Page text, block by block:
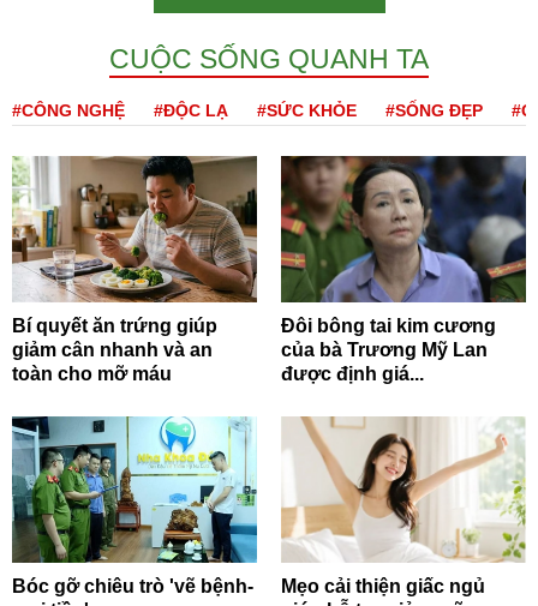
CUỘC SỐNG QUANH TA
#CÔNG NGHỆ #ĐỘC LẠ #SỨC KHỎE #SỐNG ĐẸP
Bí quyết ăn trứng giúp
giảm cân nhanh và an
toàn cho mỡ máu
Đôi bông tai kim cương
của bà Trương Mỹ Lan
được định giá...
Bóc gỡ chiêu trò 'vẽ bệnh-
Mẹo cải thiện giấc ngủ